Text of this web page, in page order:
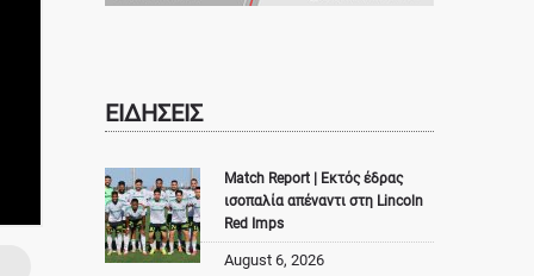
ΕΙΔΗΣΕΙΣ
Match Report | Εκτός έδρας
ισοπαλία απέναντι στη Lincoln
Red Imps
August 6, 2026